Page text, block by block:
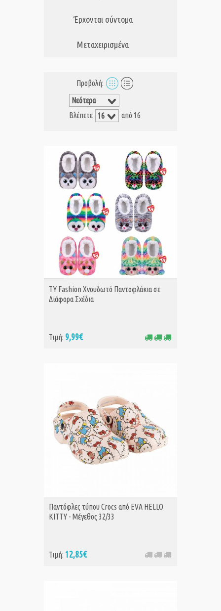
Έρχονται σύντομα
Μεταχειρισμένα
Προβολή:
Βλέπετε από 16
ΑΓΟΡΑ
TY Fashion Χνουδωτό Παντοφλάκια σε
Διάφορα Σχέδια
Τιμή: 9,99€
Παντόφλες τύπου Crocs από EVA HELLO
KITTY - Μέγεθος 32/33
Τιμή: 12,85€